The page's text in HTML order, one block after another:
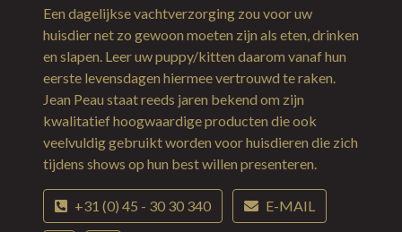
Een dagelijkse vachtverzorging zou voor uw
huisdier net zo gewoon moeten zijn als eten, drinken
en slapen. Leer uw puppy/kitten daarom vanaf hun
eerste levensdagen hiermee vertrouwd te raken.
Jean Peau staat reeds jaren bekend om zijn
kwalitatief hoogwaardige producten die ook
veelvuldig gebruikt worden voor huisdieren die zich
tijdens shows op hun best willen presenteren.
+31 (0) 45 - 30 30 340 E-MAIL